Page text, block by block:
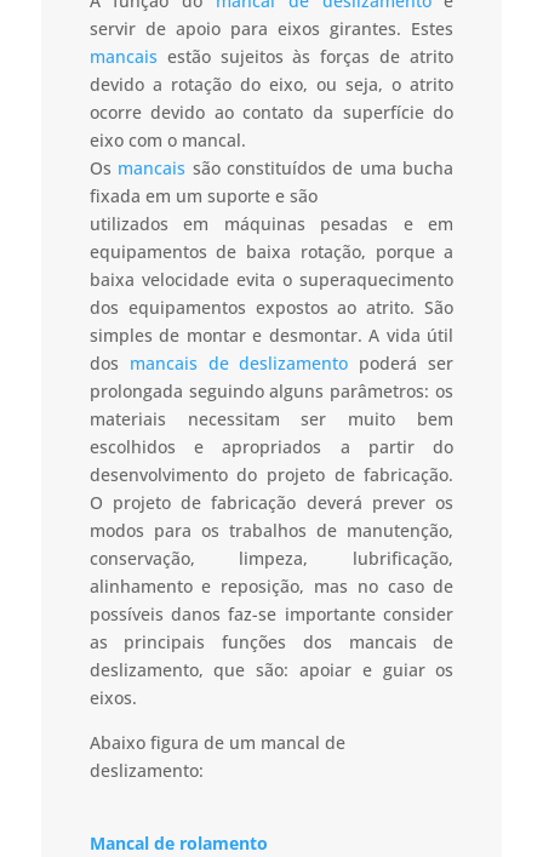
servir de apoio para eixos girantes. Estes
mancais estão sujeitos às forças de atrito
devido a rotação do eixo, ou seja, o atrito
ocorre devido ao contato da superfície do
eixo com o mancal.
Os mancais são constituídos de uma bucha
fixada em um suporte e são
utilizados em máquinas pesadas e em
equipamentos de baixa rotação, porque a
baixa velocidade evita o superaquecimento
dos equipamentos expostos ao atrito. São
simples de montar e desmontar. A vida útil
dos mancais de deslizamento poderá ser
prolongada seguindo alguns parâmetros: os
materiais necessitam ser muito bem
escolhidos e apropriados a partir do
desenvolvimento do projeto de fabricação.
O projeto de fabricação deverá prever os
modos para os trabalhos de manutenção,
conservação, limpeza, lubrificação,
alinhamento e reposição, mas no caso de
possíveis danos faz-se importante consider
as principais funções dos mancais de
deslizamento, que são: apoiar e guiar os
eixos.
Abaixo figura de um mancal de
deslizamento:
Mancal de rolamento